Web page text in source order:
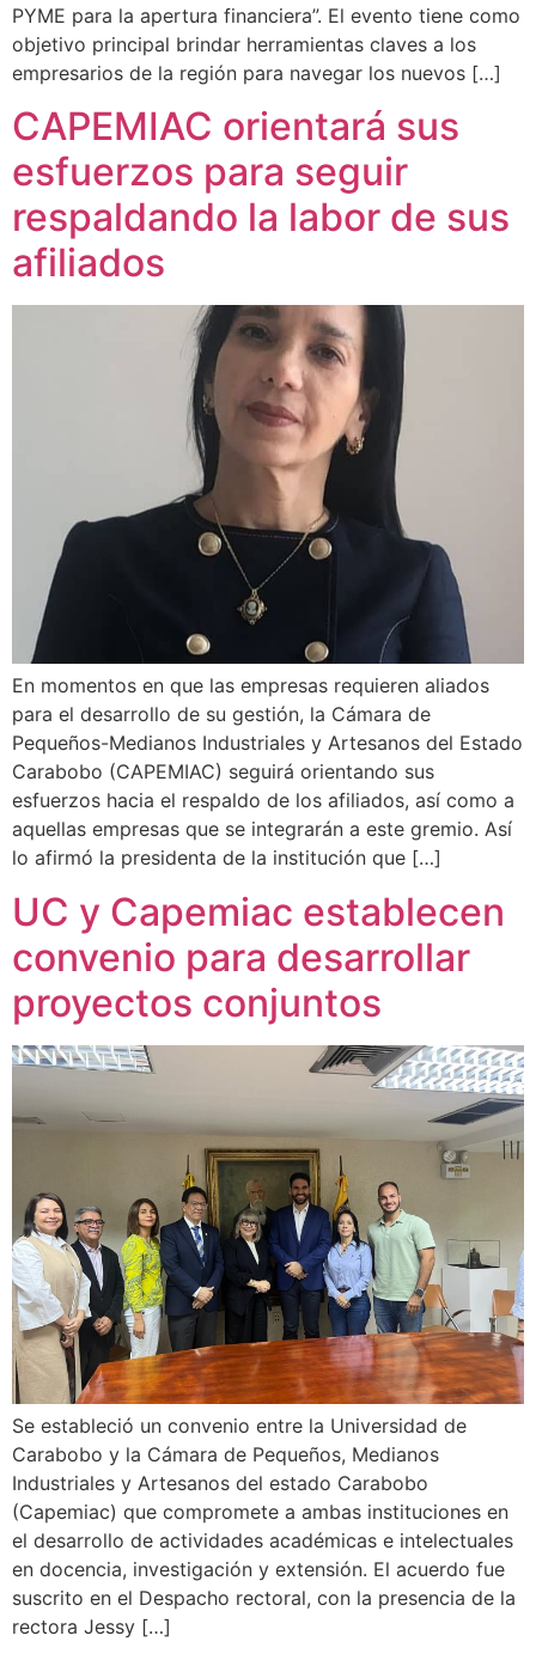
PYME para la apertura financiera”. El evento tiene como
objetivo principal brindar herramientas claves a los
empresarios de la región para navegar los nuevos […]
CAPEMIAC orientará sus
esfuerzos para seguir
respaldando la labor de sus
afiliados
En momentos en que las empresas requieren aliados
para el desarrollo de su gestión, la Cámara de
Pequeños-Medianos Industriales y Artesanos del Estado
Carabobo (CAPEMIAC) seguirá orientando sus
esfuerzos hacia el respaldo de los afiliados, así como a
aquellas empresas que se integrarán a este gremio. Así
lo afirmó la presidenta de la institución que […]
UC y Capemiac establecen
convenio para desarrollar
proyectos conjuntos
Se estableció un convenio entre la Universidad de
Carabobo y la Cámara de Pequeños, Medianos
Industriales y Artesanos del estado Carabobo
(Capemiac) que compromete a ambas instituciones en
el desarrollo de actividades académicas e intelectuales
en docencia, investigación y extensión. El acuerdo fue
suscrito en el Despacho rectoral, con la presencia de la
rectora Jessy […]